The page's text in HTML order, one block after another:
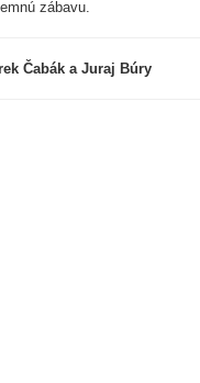
zábavu.
Čabák a Juraj Búry